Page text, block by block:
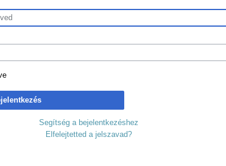
Segítség a bejelentkezéshez
Elfelejtetted a jelszavad?